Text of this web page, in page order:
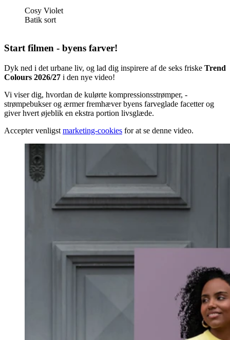
Cosy Violet
Batik sort
Start filmen - byens farver!
Dyk ned i det urbane liv, og lad dig inspirere af de seks friske Trend
Colours 2026/27 i den nye video!
Vi viser dig, hvordan de kulørte kompressionsstrømper, -
strømpebukser og ærmer fremhæver byens farveglade facetter og
giver hvert øjeblik en ekstra portion livsglæde.
Accepter venligst marketing-cookies for at se denne video.